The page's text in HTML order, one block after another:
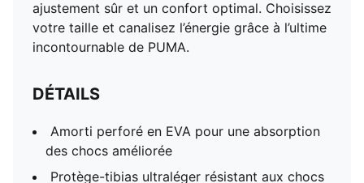
ajustement sûr et un confort optimal. Choisissez
votre taille et canalisez l’énergie grâce à l’ultime
incontournable de PUMA.
DÉTAILS
Amorti perforé en EVA pour une absorption
des chocs améliorée
Protège-tibias ultraléger résistant aux chocs